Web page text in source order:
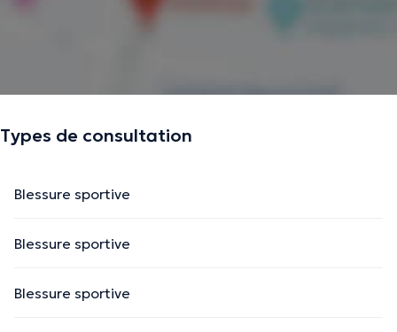
Types de consultation
Blessure sportive
Blessure sportive
Blessure sportive